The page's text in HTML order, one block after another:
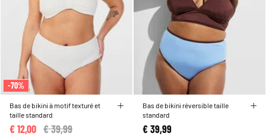
-70%
Bas de bikini à motif texturé et
taille standard
Price reduced from
€ 39,99
€ 12,00
Bas de bikini réversible taille
standard
€ 39,99